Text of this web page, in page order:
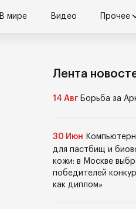
В мире Видео Прочее
Лента
14 Авг Борьба за
30 Июн
для пастбищ и
кожи: в Москве
победителей
как диплом»